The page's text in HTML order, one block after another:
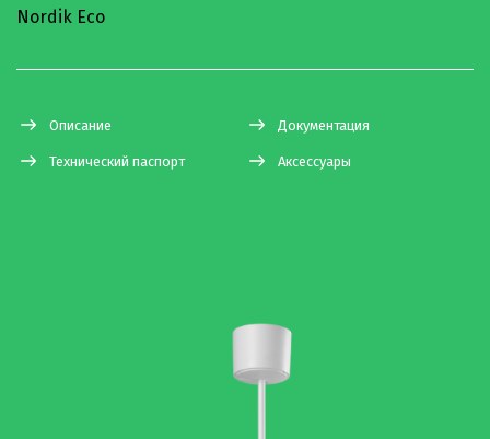
Nordik Eco
Описание Документация
Технический паспорт Аксессуары